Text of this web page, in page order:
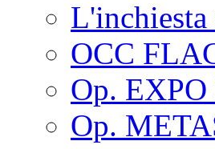
L'inchiesta
OCC
Op. EXPO
Op.